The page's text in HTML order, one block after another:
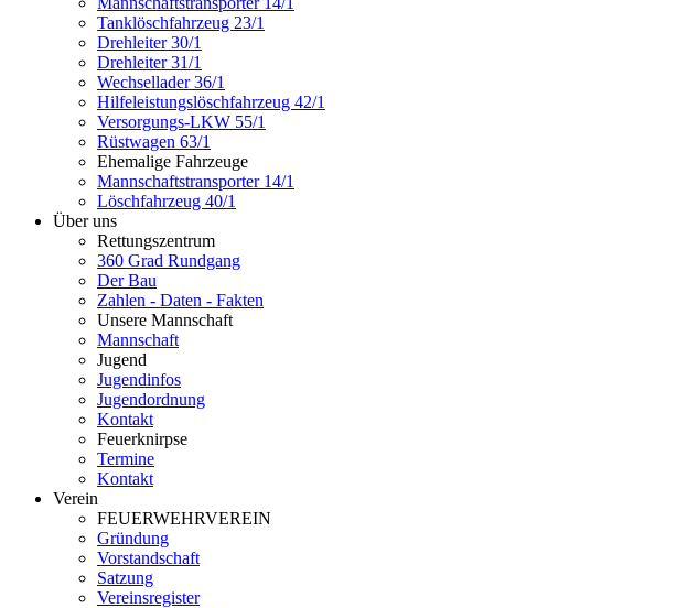
Tanklöschfahrzeug 23/1
Drehleiter 30/1
Drehleiter 31/1
Wechsellader 36/1
Hilfeleistungslöschfahrzeug 42/1
Versorgungs-LKW 55/1
Rüstwagen 63/1
Ehemalige Fahrzeuge
Mannschaftstransporter 14/1
Löschfahrzeug 40/1
Über uns
Rettungszentrum
360 Grad Rundgang
Der Bau
Zahlen - Daten - Fakten
Unsere Mannschaft
Mannschaft
Jugend
Jugendinfos
Jugendordnung
Kontakt
Feuerknirpse
Termine
Kontakt
Verein
FEUERWEHRVEREIN
Gründung
Vorstandschaft
Satzung
Vereinsregister